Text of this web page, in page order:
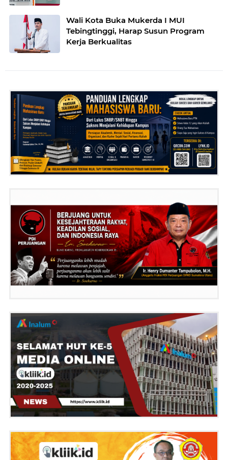
Wali Kota Buka Mukerda I MUI
Tebingtinggi, Harap Susun Program
Kerja Berkualitas